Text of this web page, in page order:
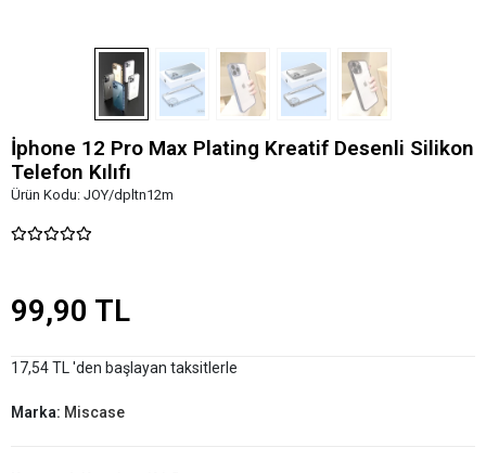
İphone 12 Pro Max Plating Kreatif Desenli Silikon
Telefon Kılıfı
Ürün Kodu: JOY/dpltn12m
99,90 TL
17,54 TL 'den başlayan taksitlerle
Marka: Miscase